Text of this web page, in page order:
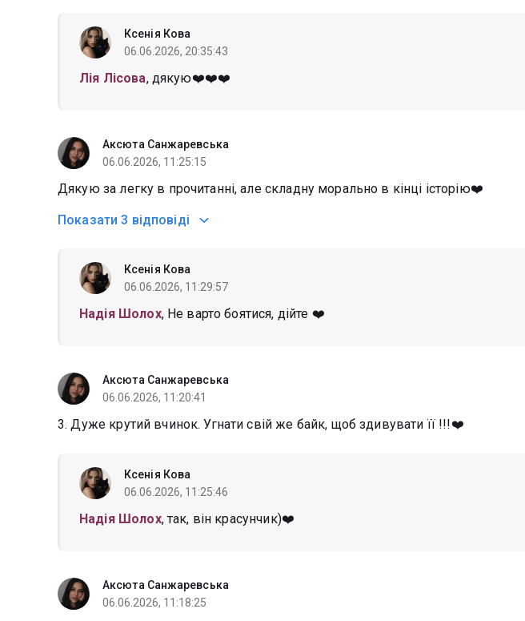
Ксенія Кова
06.06.2026, 20:35:43
Лія Лісова, дякую❤️❤️❤️
Аксюта Санжаревська
06.06.2026, 11:25:15
Дякую за легку в прочитанні, але складну морально в кінці історію❤️
Показати 3 відповіді
Ксенія Кова
06.06.2026, 11:29:57
Надія Шолох, Не варто боятися, дійте ❤️
Аксюта Санжаревська
06.06.2026, 11:20:41
3. Дуже крутий вчинок. Угнати свій же байк, щоб здивувати її !!!❤️
Ксенія Кова
06.06.2026, 11:25:46
Надія Шолох, так, він красунчик)❤️
Аксюта Санжаревська
06.06.2026, 11:18:25